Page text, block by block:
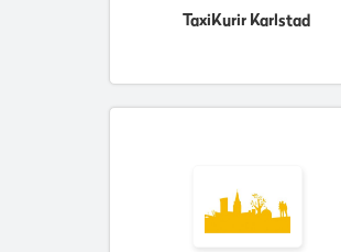
TaxiKurir Karlstad